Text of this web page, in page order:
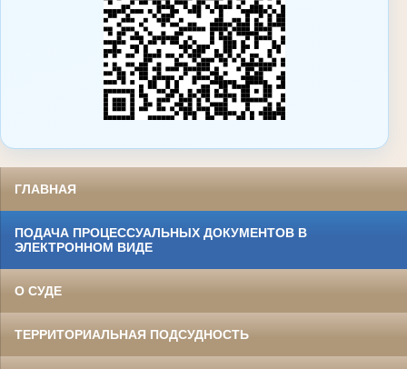
ГЛАВНАЯ
ПОДАЧА ПРОЦЕССУАЛЬНЫХ ДОКУМЕНТОВ В
ЭЛЕКТРОННОМ ВИДЕ
О СУДЕ
ТЕРРИТОРИАЛЬНАЯ ПОДСУДНОСТЬ